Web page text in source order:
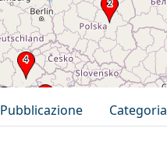
Pubblicazione Categoria